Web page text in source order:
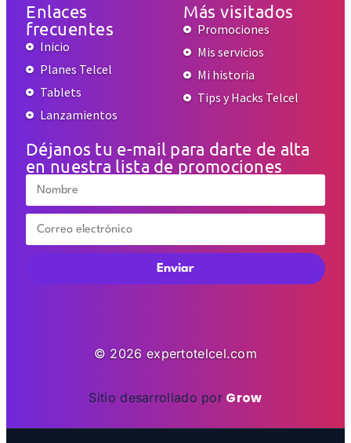
Enlaces
frecuentes
Inicio
Planes Telcel
Tablets
Lanzamientos
Más visitados
Promociones
Mis servicios
Mi historia
Tips y Hacks Telcel
Déjanos tu e-mail para darte de alta
en nuestra lista de promociones
Enviar
© 2026 expertotelcel.com
Sitio desarrollado por Grow